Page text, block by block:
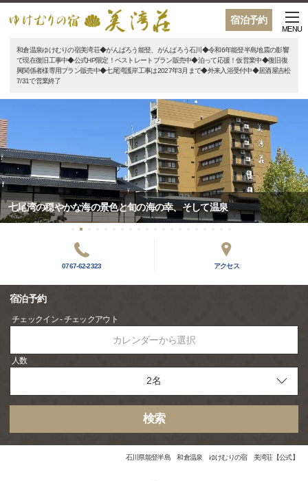
宿泊予約
MENU
和倉温泉ゆけむりの宿美湾荘◆がんばろう能登、がんばろう石川◆令和6年能登半島地震の影響
で現在復旧工事中◆公式HP限定！ベストレートプラン販売中◆泊って応援！仮営業中◆復旧復
興関係者様専用プラン販売中◆七尾湾護岸工事は2027年3月まで◆外来入浴受付中◆居酒屋吉松
7/31で営業終了
七尾湾の穏やかな海の景色と旬の海の幸、そして温泉
0767-62-2323 アクセス
宿泊予約
チェックイン - チェックアウト
カレンダーから選択
人数
検索
石川県能登半島 和倉温泉 ゆけむりの宿 美湾荘【公式】